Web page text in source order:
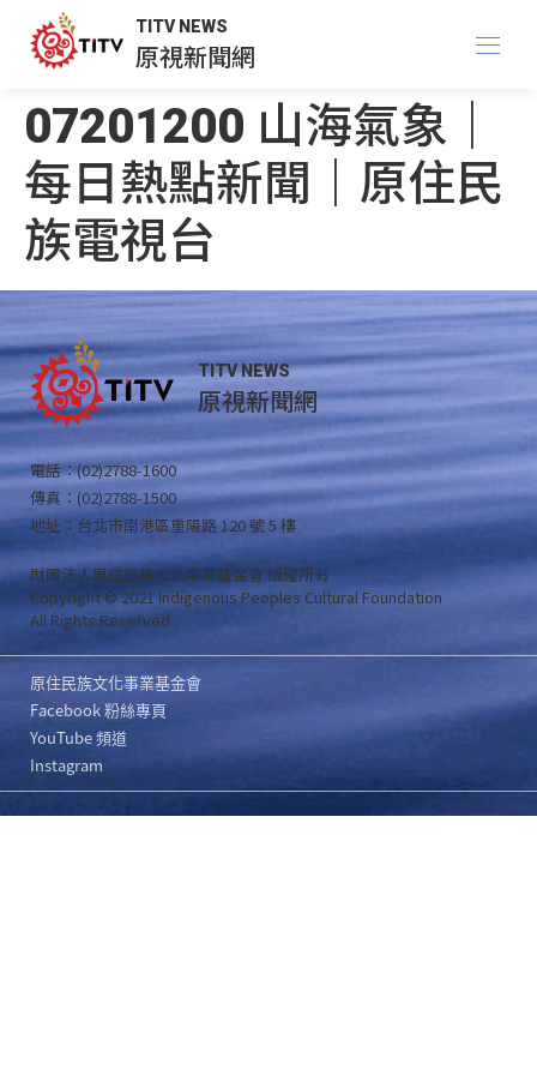
TITV NEWS
原視新聞網
07201200 山海氣象｜
每日熱點新聞｜原住民
族電視台
TITV NEWS
原視新聞網
電話：(02)2788-1600
傳真：(02)2788-1500
地址：台北市南港區重陽路 120 號 5 樓
財團法人原住民族文化事業基金會 版權所有
Copyright © 2021 Indigenous Peoples Cultural Foundation
All Rights Reserved .
原住民族文化事業基金會
Facebook 粉絲專頁
YouTube 頻道
Instagram